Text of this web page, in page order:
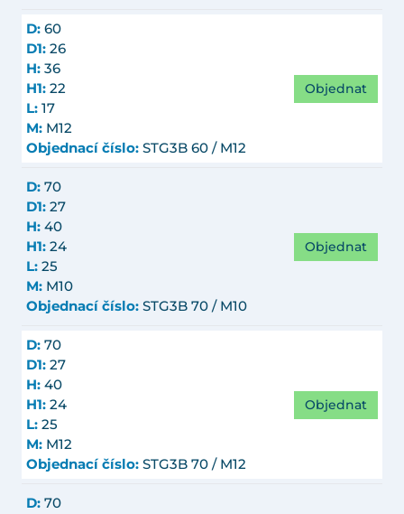
D: 60
D1: 26
H: 36
H1: 22
L: 17
M: M12
Objednací číslo: STG3B 60 / M12
Objednat
D: 70
D1: 27
H: 40
H1: 24
L: 25
M: M10
Objednací číslo: STG3B 70 / M10
Objednat
D: 70
D1: 27
H: 40
H1: 24
L: 25
M: M12
Objednací číslo: STG3B 70 / M12
Objednat
D: 70